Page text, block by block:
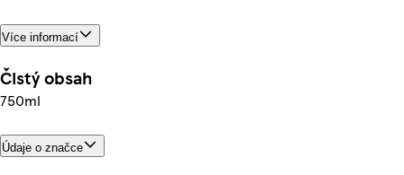
Více informací
Čistý obsah
750ml
Údaje o značce